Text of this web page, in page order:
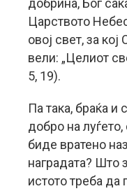
добрина, Бог
Царството
овој свет, за
вели: „Целиот
5, 19).
Па така, браќа и
добро на
биде вратено
наградата? Што
истото треба да